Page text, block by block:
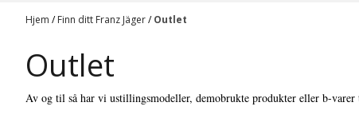
Hjem /Finn ditt Franz Jäger/Outlet
Outlet
Av og til så har vi ustillingsmodeller, demobrukte produkter eller b-